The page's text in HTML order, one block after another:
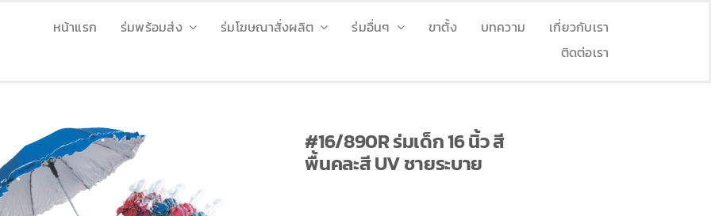
หน้าแรก ร่มพร้อมส่ง ร่มโฆษณาสั่งผลิต ร่มอื่นๆ ขาตั้ง บทความ
เกี่ยวกับเรา
ติดต่อเรา
#16/890R ร่มเด็ก 16 นิ้ว สี
พื้นคละสี UV ชายระบาย